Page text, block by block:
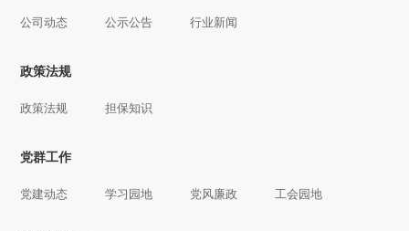
公司动态 公示公告 行业新闻
政策法规
政策法规 担保知识
党群工作
党建动态 学习园地 党风廉政 工会园地